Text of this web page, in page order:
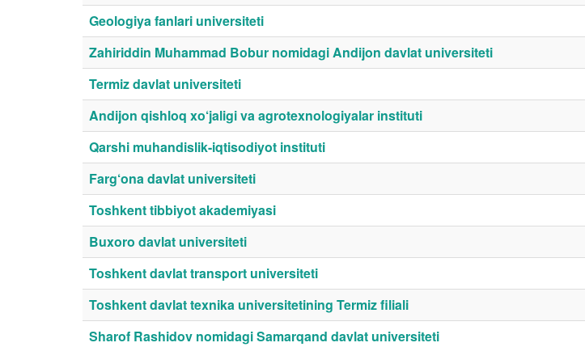
Geologiya fanlari universiteti
Zahiriddin Muhammad Bobur nomidagi Andijon davlat universiteti
Termiz davlat universiteti
Andijon qishloq xo‘jaligi va agrotexnologiyalar instituti
Qarshi muhandislik-iqtisodiyot instituti
Farg‘ona davlat universiteti
Toshkent tibbiyot akademiyasi
Buxoro davlat universiteti
Toshkent davlat transport universiteti
Toshkent davlat texnika universitetining Termiz filiali
Sharof Rashidov nomidagi Samarqand davlat universiteti